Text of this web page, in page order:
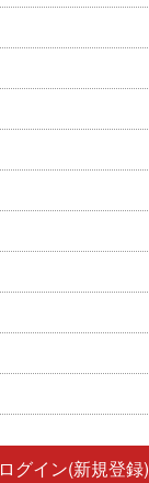
ログイン(新規登録)